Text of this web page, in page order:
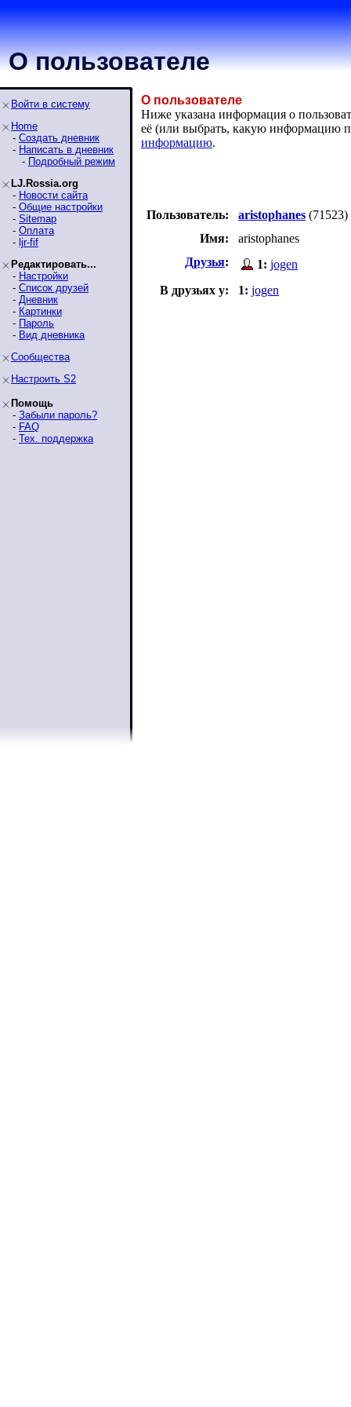
О пользователе
Войти в систему
Home
- Создать дневник
- Написать в дневник
- Подробный режим
LJ.Rossia.org
- Новости сайта
- Общие настройки
- Sitemap
- Оплата
- ljr-fif
Редактировать...
- Настройки
- Список друзей
- Дневник
- Картинки
- Пароль
- Вид дневника
Сообщества
Настроить S2
Помощь
- Забыли пароль?
- FAQ
- Тех. поддержка
О пользователе
Ниже указана информация о
её (или выбрать, какую информацию
информацию.
Пользователь: aristophanes (71523)
Имя:
aristophanes
Друзья: 1: jogen
В друзьях у:
1: jogen